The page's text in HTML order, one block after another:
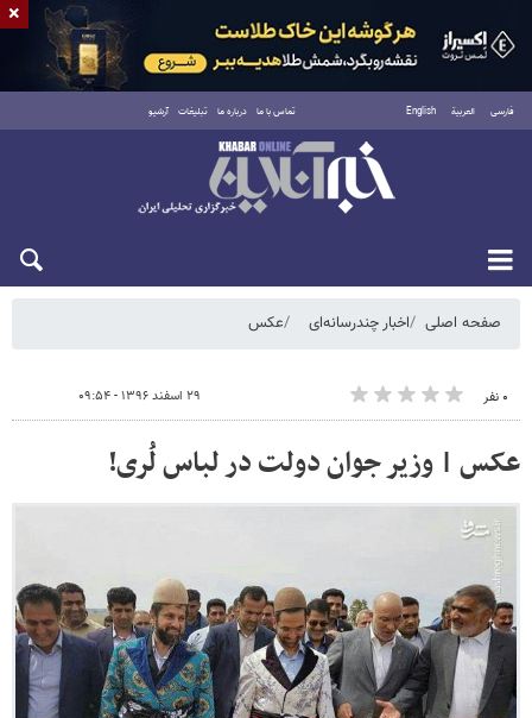
فارسی العربية English تماس با ما درباره ما تبلیغات آرشیو
یکشنبه ۱۸ مرداد ۱۴۰۵
صفحه اصلی اخبار چندرسانه‌ای عکس
۰ نفر ۲۹ اسفند ۱۳۹۶ - ۰۹:۵۴
عکس | وزیر جوان دولت در لباس لُری!
×